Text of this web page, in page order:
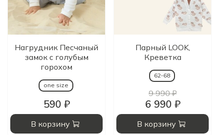
Нагрудник Песчаный
замок с голубым
горохом
one size
590 ₽
В корзину
Парный LOOK,
Креветка
62-68
9 990 ₽
6 990 ₽
В корзину